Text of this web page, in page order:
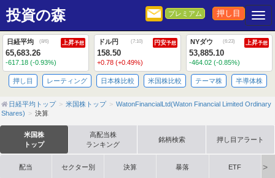
投資の森 プレミアム 押し目
日経平均 (8/6) 上昇予想
65,683.26
-617.18 (-0.93%)
ドル円 (7:10) 円安予想
158.50
+0.78 (+0.49%)
NYダウ (6:23) 上昇予想
53,885.10
-464.02 (-0.85%)
押し目 レーティング 日本株比較 米国株比較 テーマ株 半導体株
日経平均トップ 米国株トップ
WatonFinancialLtd(Waton Financial Limited Ordinary
Shares)
決算
米国株
トップ
高配当株
ランキング
銘柄検索 押し目アラート
配当 セクター別 決算 暴落 ETF